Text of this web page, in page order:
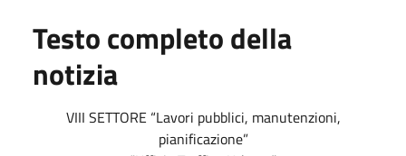
Testo completo della
notizia
VIII SETTORE “Lavori pubblici, manutenzioni,
pianificazione”